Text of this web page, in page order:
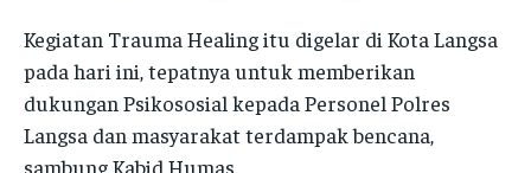
POLRESTA
POLRESTA
POLRES
POLRESTA
POLRES ACEH BESAR
POLRES
POLRESTA
POLRES ACEH BESAR
Kegiatan Trauma Healing itu digelar di Kota Langsa
pada hari ini, tepatnya untuk memberikan
dukungan Psikososial kepada Personel Polres
Langsa dan masyarakat terdampak bencana,
sambung Kabid Humas.